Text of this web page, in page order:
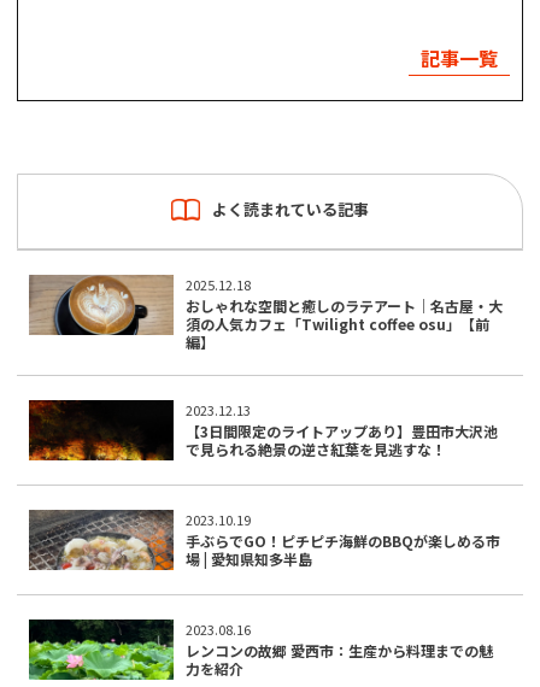
記事一覧
よく読まれている記事
2025.12.18
おしゃれな空間と癒しのラテアート｜名古屋・大
須の人気カフェ「Twilight coffee osu」【前
編】
2023.12.13
【3日間限定のライトアップあり】豊田市大沢池
で見られる絶景の逆さ紅葉を見逃すな！
2023.10.19
手ぶらでGO！ピチピチ海鮮のBBQが楽しめる市
場 | 愛知県知多半島
2023.08.16
レンコンの故郷 愛西市：生産から料理までの魅
力を紹介